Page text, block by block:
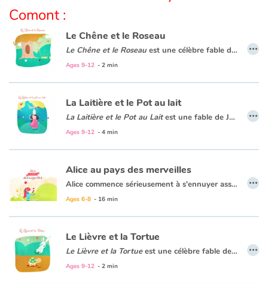
Comont :
Le Chêne et le Roseau
Le Chêne et le Roseau est une célèbre fable de Jean de La Fontaine
Ages 9-12 - 2 min
…
La Laitière et le Pot au lait
La Laitière et le Pot au Laitest une fable de Jean de La Fontaine
Ages 9-12 - 4 min
…
Alice au pays des merveilles
Alice commence sérieusement à s'ennuyer assise auprès de sa soeur. Soudain un lapin blanc vêtu d'une redingote et tenant dans sa patte une montre à gousset passe près d'elle. Poussée par la curiosité, Alice le poursuit jusque dans son terrier où elle fait une chute vertigineuse pour finalement atterrir au Pays des Merveilles où elle fera de formidables rencontres et développera des amitiés surprenantes.
Ages 6-8 - 16 min
…
Le Lièvre et la Tortue
Le Lièvre et la Tortueest une célèbre fable de Jean de La Fontaine qui dénonce la vanité en faveur de la persévérance.
Ages 9-12 - 2 min
…